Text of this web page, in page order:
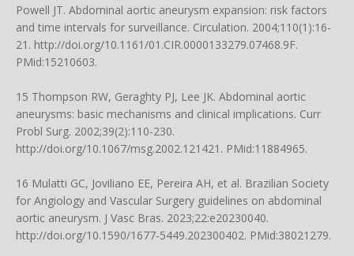
Powell JT. Abdominal aortic aneurysm expansion: risk factors
and time intervals for surveillance. Circulation. 2004;110(1):16-
21. http://doi.org/10.1161/01.CIR.0000133279.07468.9F.
PMid:15210603.
15 Thompson RW, Geraghty PJ, Lee JK. Abdominal aortic
aneurysms: basic mechanisms and clinical implications. Curr
Probl Surg. 2002;39(2):110-230.
http://doi.org/10.1067/msg.2002.121421 . PMid:11884965.
16 Mulatti GC, Joviliano EE, Pereira AH, et al. Brazilian Society
for Angiology and Vascular Surgery guidelines on abdominal
aortic aneurysm. J Vasc Bras. 2023;22:e20230040.
http://doi.org/10.1590/1677-5449.202300402. PMid:38021279.